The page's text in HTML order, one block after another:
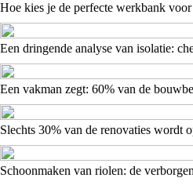
Hoe kies je de perfecte werkbank
Een dringende analyse van isolatie:
Een vakman zegt: 60% van de
Slechts 30% van de renovaties wordt
Schoonmaken van riolen: de